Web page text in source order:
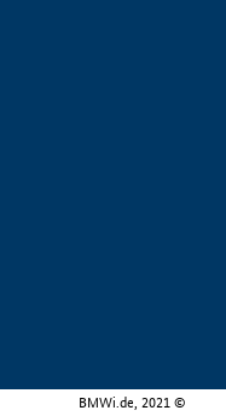
BMWi.de, 2021 ©